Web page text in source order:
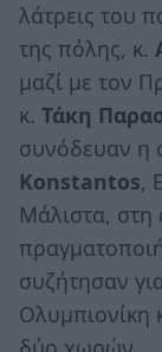
λάτρεις του
της πόλης, κ.
μαζί με τον
κ. Τάκη
συνόδευαν η
Konstantos,
Μάλιστα,
συζήτησαν
Ολυμπιονίκη